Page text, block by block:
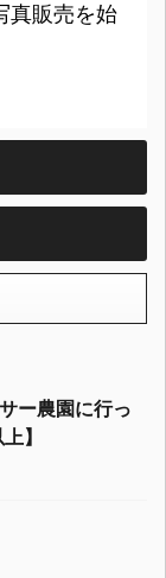
真販売を始
ー農園に行っ
】